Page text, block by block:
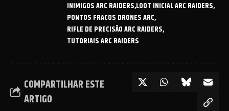
INIMIGOS ARC RAIDERS LOOT INICIAL ARC RAIDERS
PONTOS FRACOS DRONES ARC
RIFLE DE PRECISÃO ARC RAIDERS
TUTORIAIS ARC RAIDERS
COMPARTILHAR ESTE
ARTIGO